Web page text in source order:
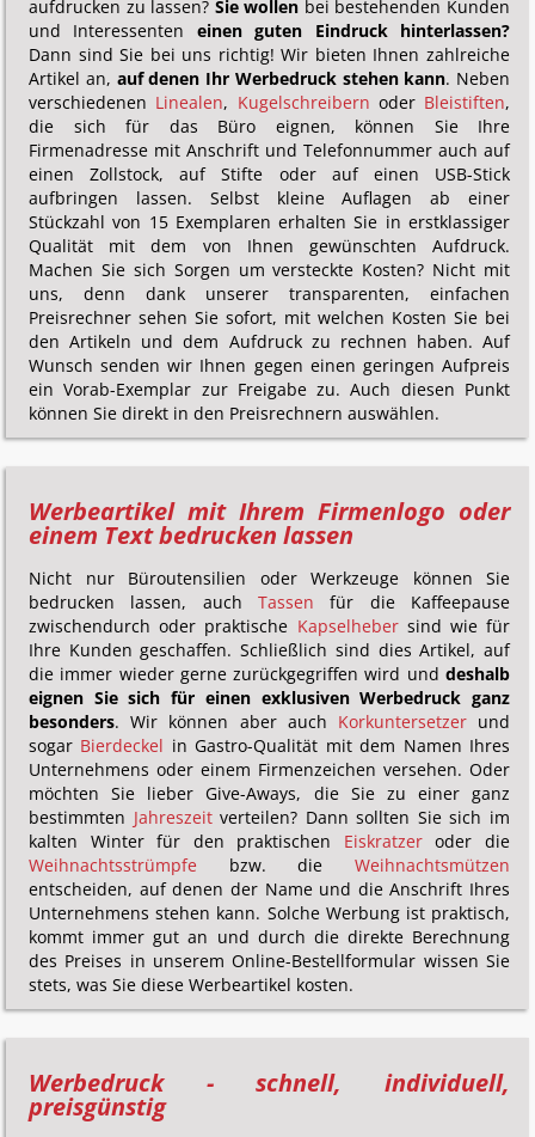
aufdrucken zu lassen? Sie wollen bei bestehenden Kunden
und Interessenten einen guten Eindruck hinterlassen?
Dann sind Sie bei uns richtig! Wir bieten Ihnen zahlreiche
Artikel an, auf denen Ihr Werbedruck stehen kann. Neben
verschiedenen Linealen, Kugelschreibern oder Bleistiften,
die sich für das Büro eignen, können Sie Ihre
Firmenadresse mit Anschrift und Telefonnummer auch auf
einen Zollstock, auf Stifte oder auf einen USB-Stick
aufbringen lassen. Selbst kleine Auflagen ab einer
Stückzahl von 15 Exemplaren erhalten Sie in erstklassiger
Qualität mit dem von Ihnen gewünschten Aufdruck.
Machen Sie sich Sorgen um versteckte Kosten? Nicht mit
uns, denn dank unserer transparenten, einfachen
Preisrechner sehen Sie sofort, mit welchen Kosten Sie bei
den Artikeln und dem Aufdruck zu rechnen haben. Auf
Wunsch senden wir Ihnen gegen einen geringen Aufpreis
ein Vorab-Exemplar zur Freigabe zu. Auch diesen Punkt
können Sie direkt in den Preisrechnern auswählen.
Werbeartikel mit Ihrem Firmenlogo oder
einem Text bedrucken lassen
Nicht nur Büroutensilien oder Werkzeuge können Sie
bedrucken lassen, auch Tassen für die Kaffeepause
zwischendurch oder praktische Kapselhebersind wie für
Ihre Kunden geschaffen. Schließlich sind dies Artikel, auf
die immer wieder gerne zurückgegriffen wird und deshalb
eignen Sie sich für einen exklusiven Werbedruck ganz
besonders. Wir können aber auch Korkuntersetzerund
sogar Bierdeckel in Gastro-Qualität mit dem Namen Ihres
Unternehmens oder einem Firmenzeichen versehen. Oder
möchten Sie lieber Give-Aways, die Sie zu einer ganz
bestimmten Jahreszeitverteilen? Dann sollten Sie sich im
kalten Winter für den praktischen Eiskratzeroder die
Weihnachtsstrümpfe bzw. die Weihnachtsmützen
entscheiden, auf denen der Name und die Anschrift Ihres
Unternehmens stehen kann. Solche Werbung ist praktisch,
kommt immer gut an und durch die direkte Berechnung
des Preises in unserem Online-Bestellformular wissen Sie
stets, was Sie diese Werbeartikel kosten.
Werbedruck - schnell, individuell,
preisgünstig